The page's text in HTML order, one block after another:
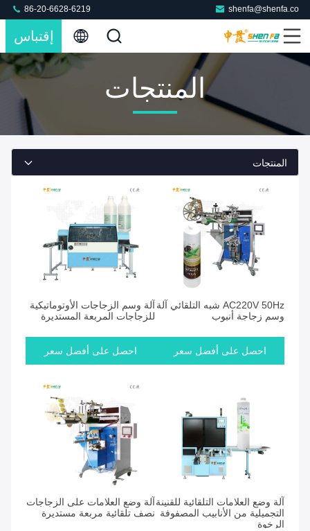
shenfa@shenfa.co
86-20-6628-6219
إقتباس
المنتجات
المنتجات
AC220V 50Hz شبه التلقائي آلة
وسم زجاجة أنبوب
احصل على أفضل سعر
آلة وسم الزجاجات الأوتوماتيكية
للزجاجات المربعة المستديرة
احصل على أفضل سعر
آلة وضع العلامات التلقائية للقنينة
التجميلية من الأنابيب المصفوفة
الرخوة
آلة وضع العلامات على الزجاجات
نصف تلقائية مربعة مستديرة